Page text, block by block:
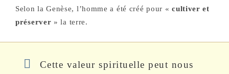
Selon la Genèse, l’homme a été créé pour «cultiver et
préserver » la terre.
Cette valeur spirituelle peut nous